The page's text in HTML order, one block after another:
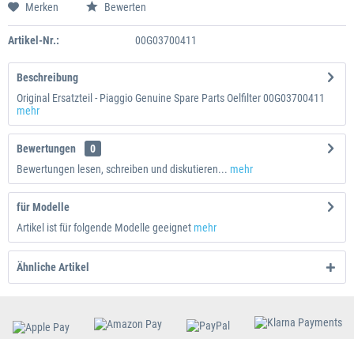
Merken Bewerten
Artikel-Nr.: 00G03700411
Beschreibung
Original Ersatzteil - Piaggio Genuine Spare Parts Oelfilter 00G03700411
mehr
Bewertungen
0
Bewertungen lesen, schreiben und diskutieren... mehr
für Modelle
Artikel ist für folgende Modelle geeignet mehr
Ähnliche Artikel